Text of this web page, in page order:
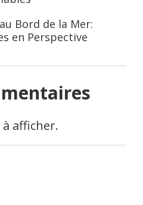
Bord de la Mer:
en Perspective
afficher.